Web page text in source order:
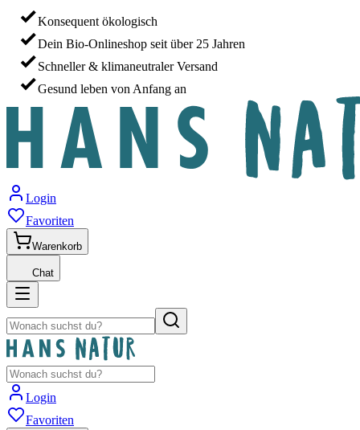
Konsequent ökologisch
Dein Bio-Onlineshop seit über 25 Jahren
Schneller & klimaneutraler Versand
Gesund leben von Anfang an
Login
Favoriten
Warenkorb
Chat
Login
Favoriten